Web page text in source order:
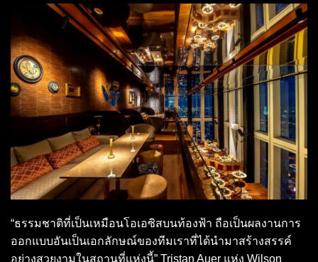
“ธรรมชาติที่เป็นเหมือนโอเอซิสบนท้องฟ้า ถือเป็นผลงานการ
ออกแบบอันเป็นเอกลักษณ์ของทีมเราที่ได้นำมาสร้างสรรค์
อย่างสวยงามในสถานที่เเห่งนี้” Tristan Auer แห่ง Wilson